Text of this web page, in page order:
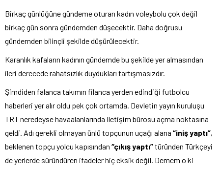
Birkaç günlüğüne gündeme oturan kadın voleybolu çok değil
birkaç gün sonra gündemden düşecektir. Daha doğrusu
gündemden bilinçli şekilde düşürülecektir.
Karanlık kafaların kadının gündemde bu şekilde yer almasından
ileri derecede rahatsızlık duydukları tartışmasızdır.
Şimdiden falanca takımın filanca yerden edindiği futbolcu
haberleri yer alır oldu pek çok ortamda. Devletin yayın kuruluşu
TRT neredeyse havaalanlarında iletişim bürosu açma noktasına
geldi. Adı gerekli olmayan ünlü topçunun uçağı alana “iniş yaptı”,
beklenen topçu yolcu kapısından “çıkış yaptı”türünden Türkçeyi
de yerlerde süründüren ifadeler hiç eksik değil. Demem o ki